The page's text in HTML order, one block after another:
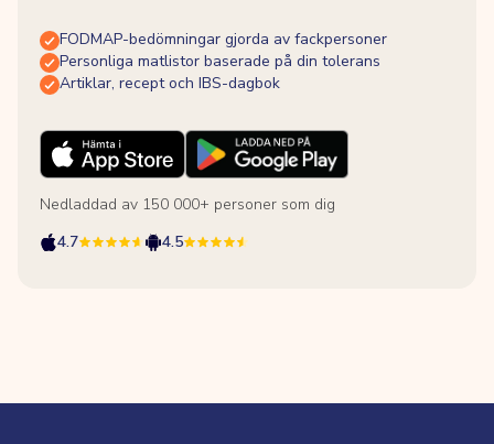
FODMAP-bedömningar gjorda av fackpersoner
Personliga matlistor baserade på din tolerans
Artiklar, recept och IBS-dagbok
Nedladdad av 150 000+ personer som dig
4.7
4.5